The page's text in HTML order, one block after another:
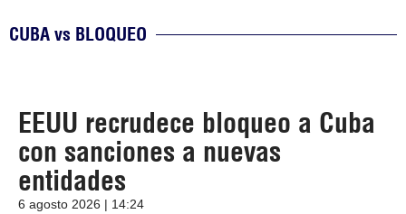
CUBA vs BLOQUEO
EEUU recrudece bloqueo a Cuba
con sanciones a nuevas
entidades
6 agosto 2026 | 14:24